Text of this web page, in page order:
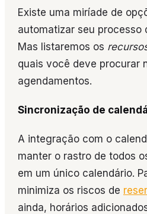
Existe uma miríade de
automatizar seu processo
Mas listaremos os
quais você deve procurar
agendamentos.
Sincronização de
A integração com o
manter o rastro de todos
em um único calendário.
minimiza os riscos de
ainda, horários